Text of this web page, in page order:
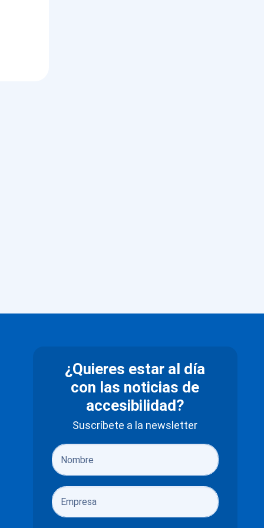
¿Quieres estar al día
con las noticias de
accesibilidad?
Suscríbete a la newsletter